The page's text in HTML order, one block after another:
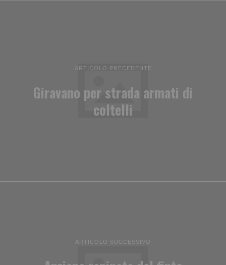
ARTICOLO PRECEDENTE
Giravano per strada armati di
coltelli
ARTICOLO SUCCESSIVO